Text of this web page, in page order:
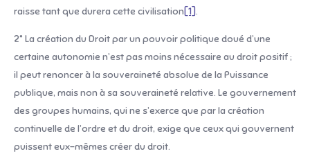
raisse tant que durera cette civilisation[1].
2° La création du Droit par un pouvoir politique doué d’une
certaine autonomie n’est pas moins nécessaire au droit positif ;
il peut renoncer à la souveraineté absolue de la Puissance
publique, mais non à sa souveraineté relative. Le gouvernement
des groupes humains, qui ne s’exerce que par la création
continuelle de l’ordre et du droit, exige que ceux qui gouvernent
puissent eux-mêmes créer du droit.